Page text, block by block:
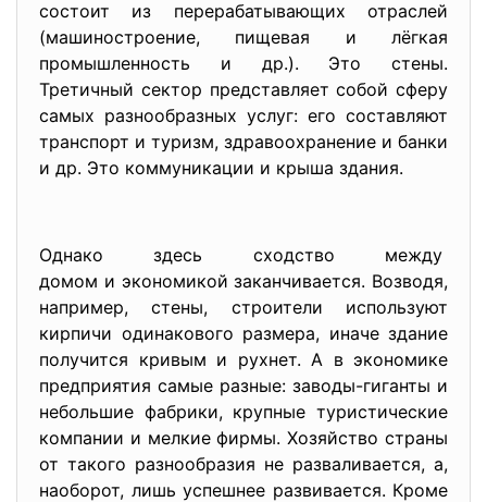
состоит из перерабатывающих отраслей
(машиностроение, пищевая и лёгкая
промышленность и др.). Это стены.
Третичный сектор представляет собой сферу
самых разнообразных услуг: его составляют
транспорт и туризм, здравоохранение и банки
и др. Это коммуникации и крыша здания.
Однако здесь сходство между
домом и экономикой заканчивается. Возводя,
например, стены, строители используют
кирпичи одинакового размера, иначе здание
получится кривым и рухнет. А в экономике
предприятия самые разные: заводы-гиганты и
небольшие фабрики, крупные туристические
компании и мелкие фирмы. Хозяйство страны
от такого разнообразия не разваливается, а,
наоборот, лишь успешнее развивается. Кроме